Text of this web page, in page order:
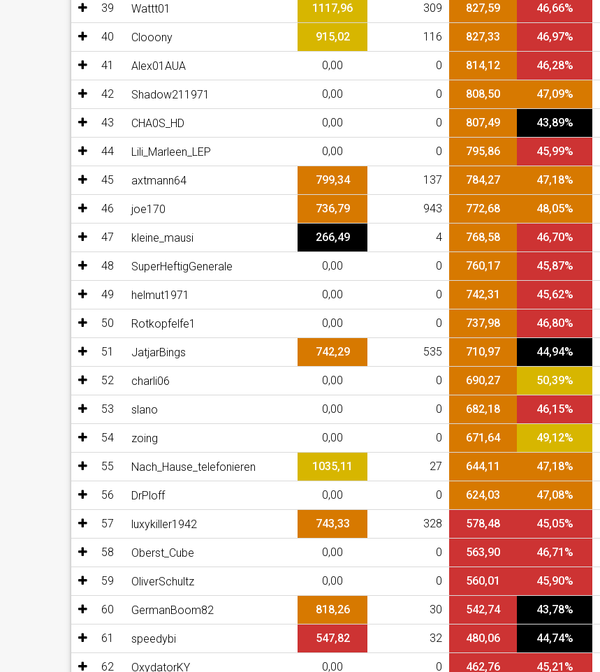
39 Wattt01 1117,96 309 827,59 46,66%
40 Clooony 915,02 116 827,33 46,97%
41 Alex01AUA 0,00 0 814,12 46,28%
42 Shadow211971 0,00 0 808,50 47,09%
43 CHA0S_HD 0,00 0 807,49 43,89%
44 Lili_Marleen_LEP 0,00 0 795,86 45,99%
45 axtmann64 799,34 137 784,27 47,18%
46 joe170 736,79 943 772,68 48,05%
47 kleine_mausi 266,49 4 768,58 46,70%
48 SuperHeftigGenerale 0,00 0 760,17 45,87%
49 helmut1971 0,00 0 742,31 45,62%
50 Rotkopfelfe1 0,00 0 737,98 46,80%
51 JatjarBings 742,29 535 710,97 44,94%
52 charli06 0,00 0 690,27 50,39%
53 slano 0,00 0 682,18 46,15%
54 zoing 0,00 0 671,64 49,12%
55 Nach_Hause_telefonieren 1035,11 27 644,11 47,18%
56 DrPloff 0,00 0 624,03 47,08%
57 luxykiller1942 743,33 328 578,48 45,05%
58 Oberst_Cube 0,00 0 563,90 46,71%
59 OliverSchultz 0,00 0 560,01 45,90%
60 GermanBoom82 818,26 30 542,74 43,78%
61 speedybi 547,82 32 480,06 44,74%
62 OxydatorKY 0,00 0 462,76 45,21%